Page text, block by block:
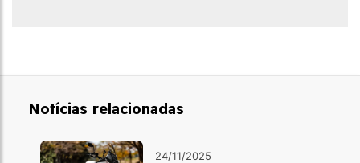
Notícias relacionadas
24/11/2025